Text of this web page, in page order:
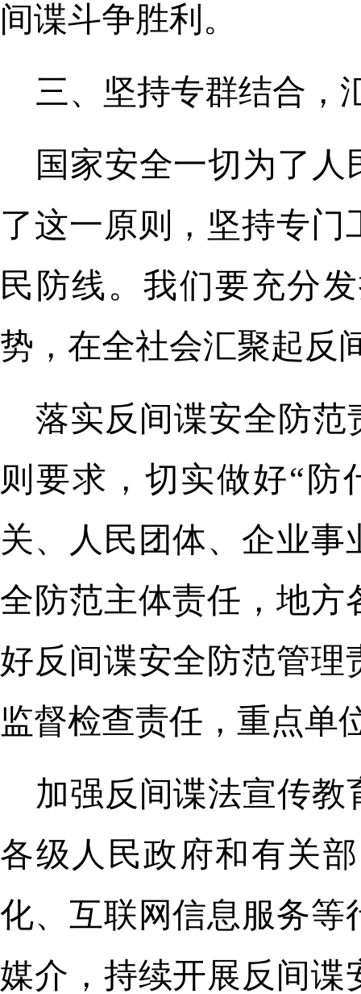
间谍斗争胜利。
三、坚持专群结合，
国家安全一切为了
了这一原则，坚持专
民防线。我们要充分
势，在全社会汇聚起反
落实反间谍安全防范
则要求，切实做好“防
关、人民团体、企业
全防范主体责任，地
好反间谍安全防范管
监督检查责任，重点单
加强反间谍法宣传
各级人民政府和有关
化、互联网信息服务等
媒介，持续开展反间